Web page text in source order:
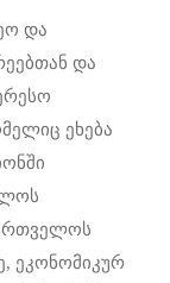
და
და
ეხება
ეკონომიკურ